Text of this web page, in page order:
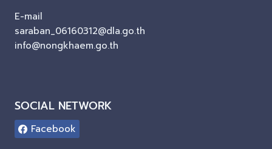
E-mail
saraban_06160312@dla.go.th
info@nongkhaem.go.th
SOCIAL NETWORK
Facebook